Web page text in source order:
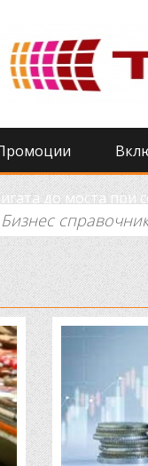
до моста при